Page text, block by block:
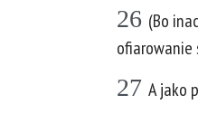
26 (Bo
ofiarowanie
27 A jako